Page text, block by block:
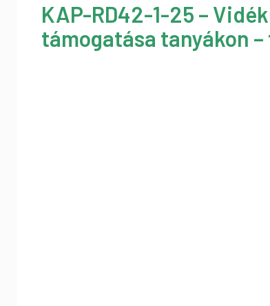
KAP-RD42-1-25 –
támogatása tanyákon